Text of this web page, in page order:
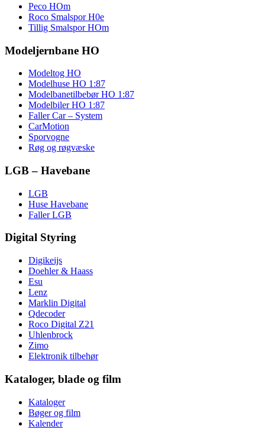
Peco HOm
Roco Smalspor H0e
Tillig Smalspor HOm
Modeljernbane HO
Modeltog HO
Modelhuse HO 1:87
Modelbanetilbebør HO 1:87
Modelbiler HO 1:87
Faller Car – System
CarMotion
Sporvogne
Røg og røgvæske
LGB – Havebane
LGB
Huse Havebane
Faller LGB
Digital Styring
Digikeijs
Doehler & Haass
Esu
Lenz
Marklin Digital
Qdecoder
Roco Digital Z21
Uhlenbrock
Zimo
Elektronik tilbehør
Kataloger, blade og film
Kataloger
Bøger og film
Kalender